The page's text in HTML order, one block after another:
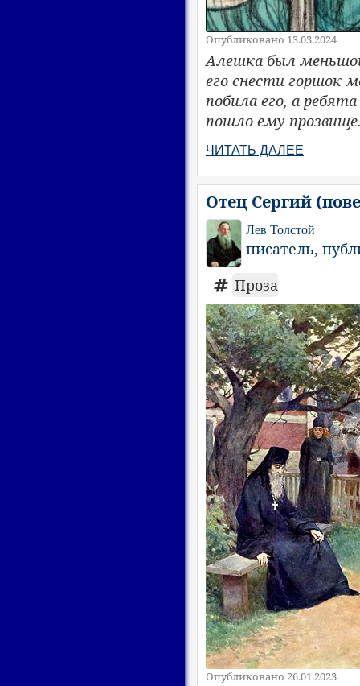
Опубликовано 13.03.2024
Алешка был
его снести горшок
побила его, а
пошло ему
ЧИТАТЬ ДАЛЕЕ
Отец Сергий
Лев Толстой
писатель,
Проза
Опубликовано 26.01.2023